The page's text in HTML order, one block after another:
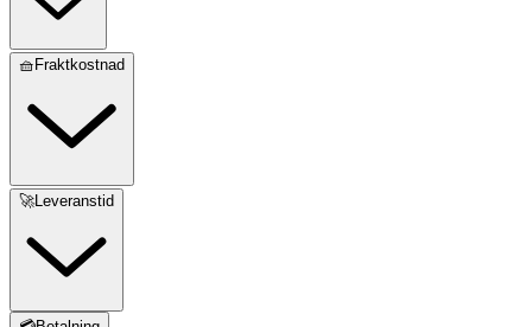
🧺Fraktkostnad
🚀Leveranstid